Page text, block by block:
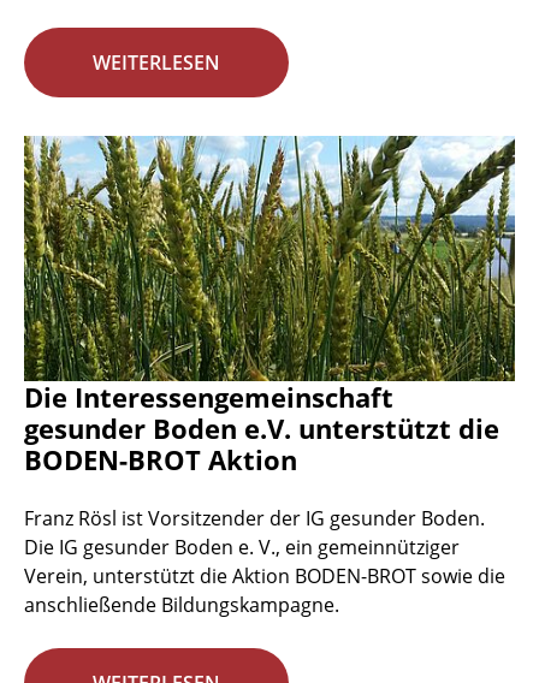
WEITERLESEN
Die Interessengemeinschaft
gesunder Boden e.V. unterstützt die
BODEN-BROT Aktion
Franz Rösl ist Vorsitzender der IG gesunder Boden.
Die IG gesunder Boden e. V., ein gemeinnütziger
Verein, unterstützt die Aktion BODEN-BROT sowie die
anschließende Bildungskampagne.